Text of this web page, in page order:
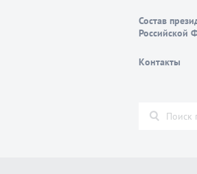
Состав
Российской
Контакты